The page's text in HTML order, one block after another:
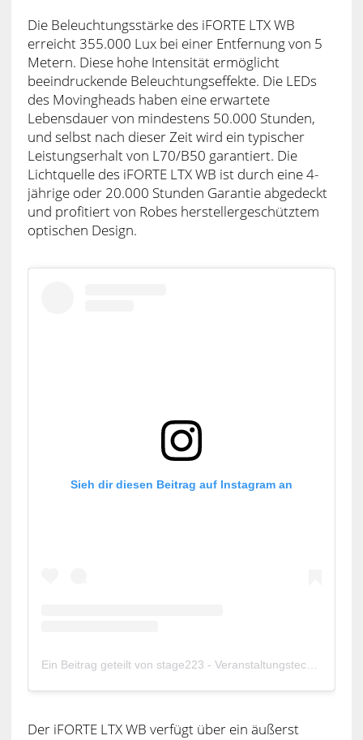
Die Beleuchtungsstärke des iFORTE LTX WB
erreicht 355.000 Lux bei einer Entfernung von 5
Metern. Diese hohe Intensität ermöglicht
beeindruckende Beleuchtungseffekte. Die LEDs
des Movingheads haben eine erwartete
Lebensdauer von mindestens 50.000 Stunden,
und selbst nach dieser Zeit wird ein typischer
Leistungserhalt von L70/B50 garantiert. Die
Lichtquelle des iFORTE LTX WB ist durch eine 4-
jährige oder 20.000 Stunden Garantie abgedeckt
und profitiert von Robes herstellergeschütztem
optischen Design.
Sieh dir diesen Beitrag auf Instagram an
Ein Beitrag geteilt von stage223 - Veranstaltungstechnik Magazin (@stage223)
Der iFORTE LTX WB verfügt über ein äußerst